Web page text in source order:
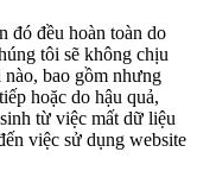
đó đều hoàn toàn do
tôi sẽ không chịu
bao gồm nhưng
hoặc do hậu quả,
từ việc mất dữ liệu
việc sử dụng website